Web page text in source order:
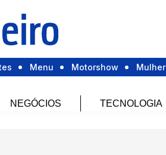
Menu Motorshow Mulher
NEGÓCIOS TECNOLOGIA